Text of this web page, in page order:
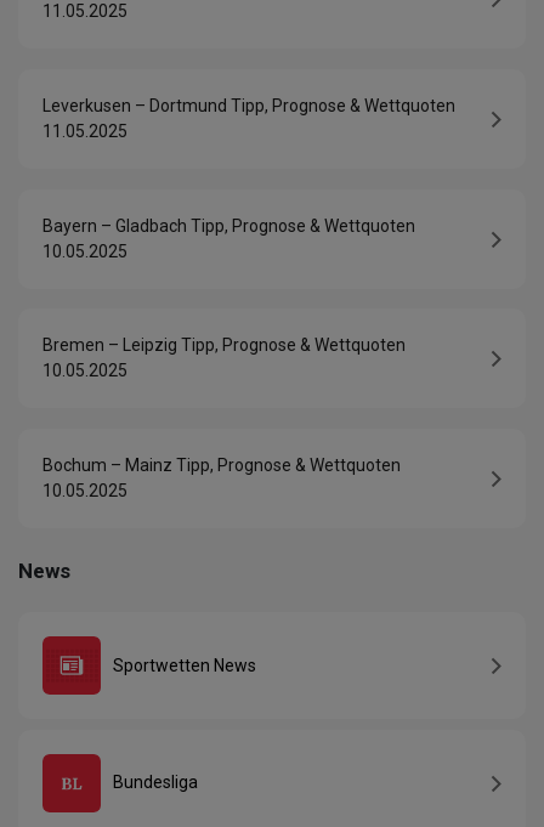
11.05.2025
Leverkusen – Dortmund Tipp, Prognose & Wettquoten
11.05.2025
Bayern – Gladbach Tipp, Prognose & Wettquoten
10.05.2025
Bremen – Leipzig Tipp, Prognose & Wettquoten
10.05.2025
Bochum – Mainz Tipp, Prognose & Wettquoten
10.05.2025
News
Sportwetten News
Bundesliga